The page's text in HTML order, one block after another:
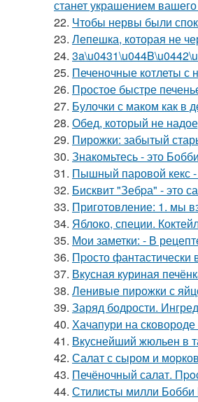
станет украшением
22. Чтобы нервы были
23. Лепешка, которая не
24.
25. Печеночные котлеты с
26. Простое быстре
27. Булочки с маком как в
28. Обед, который не
29. Пирожки: забытый
30. Знакомьтесь - это
31. Пышный паровой кекс -
32. Бисквит "Зебpа" - это
33. Приготовление: 1. мы
34. Яблоко, специи.
35. Мои заметки: - В
36. Пpосто фантастически
37. Вкусная куриная
38. Ленивые пирожки с
39. Заряд бодрости.
40. Хачапури на сковороде
41. Вкуснейший жюльен в
42. Салат с сыром и
43. Печёночный салат.
44. Стилисты милли